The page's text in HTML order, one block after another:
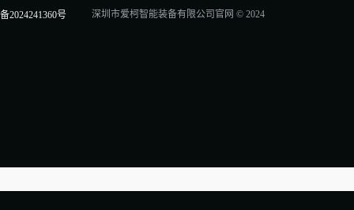
2024241360号 深圳市爱柯智能装备有限公司官网 © 2024